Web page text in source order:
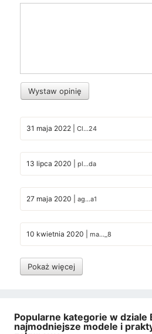
Wystaw opinię
31 maja 2022 Cl...24
13 lipca 2020 pl...da
27 maja 2020 ag...a1
10 kwietnia 2020 ma..._8
Pokaż więcej
Popularne kategorie w dziale
najmodniejsze modele i